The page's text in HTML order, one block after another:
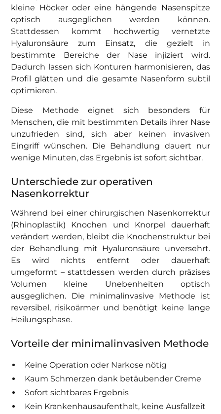
Für wen eignet sich die Nasenkorrektur ohne OP?
Wie lange hält das Ergebnis?
Was sollte ich nach der Behandlung beachten?
Risiken & Nebenwirkungen
kleine Höcker oder eine hängende Nasenspitze
optisch ausgeglichen werden können.
Stattdessen kommt hochwertig vernetzte
Hyaluronsäure zum Einsatz, die gezielt in
bestimmte Bereiche der Nase injiziert wird.
Dadurch lassen sich Konturen harmonisieren, das
Profil glätten und die gesamte Nasenform subtil
optimieren.
Diese Methode eignet sich besonders für
Menschen, die mit bestimmten Details ihrer Nase
unzufrieden sind, sich aber keinen invasiven
Eingriff wünschen. Die Behandlung dauert nur
wenige Minuten, das Ergebnis ist sofort sichtbar.
Unterschiede zur operativen
Nasenkorrektur
Während bei einer chirurgischen Nasenkorrektur
(Rhinoplastik) Knochen und Knorpel dauerhaft
verändert werden, bleibt die Knochenstruktur bei
der Behandlung mit Hyaluronsäure unversehrt.
Es wird nichts entfernt oder dauerhaft
umgeformt – stattdessen werden durch präzises
Volumen kleine Unebenheiten optisch
ausgeglichen. Die minimalinvasive Methode ist
reversibel, risikoärmer und benötigt keine lange
Heilungsphase.
Vorteile der minimalinvasiven Methode
Keine Operation oder Narkose nötig
Kaum Schmerzen dank betäubender Creme
Sofort sichtbares Ergebnis
Kein Krankenhausaufenthalt, keine Ausfallzeit